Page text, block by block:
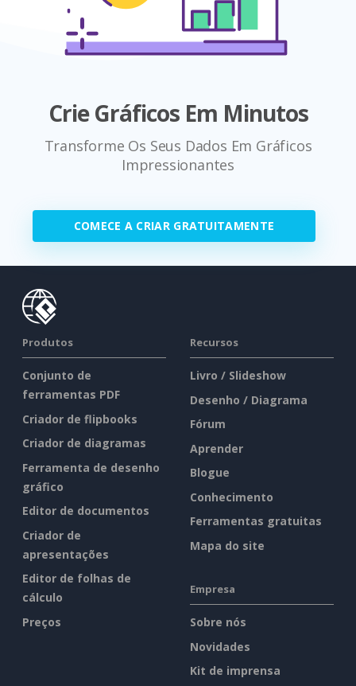
Crie Gráficos Em Minutos
Transforme Os Seus Dados Em Gráficos
Impressionantes
COMECE A CRIAR GRATUITAMENTE
Produtos
Conjunto de
ferramentas PDF
Criador de flipbooks
Criador de diagramas
Ferramenta de desenho
gráfico
Editor de documentos
Criador de
apresentações
Editor de folhas de
cálculo
Preços
Recursos
Livro / Slideshow
Desenho / Diagrama
Fórum
Aprender
Blogue
Conhecimento
Ferramentas gratuitas
Mapa do site
Empresa
Sobre nós
Novidades
Kit de imprensa